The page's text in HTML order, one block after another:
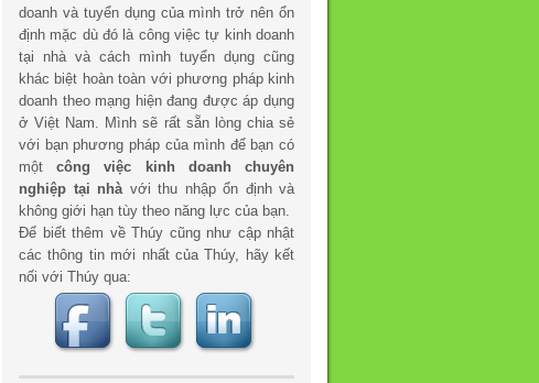
doanh và tuyển dụng của mình trở nên ổn
định mặc dù đó là công việc tự kinh doanh
tại nhà và cách mình tuyển dụng cũng
khác biệt hoàn toàn với phương pháp kinh
doanh theo mạng hiện đang được áp dụng
ở Việt Nam. Mình sẽ rất sẵn lòng chia sẻ
với bạn phương pháp của mình để bạn có
mộtcông việc kinh doanh chuyên
nghiệp tại nhàvới thu nhập ổn định và
không giới hạn tùy theo năng lực của bạn.
Để biết thêm về Thúy cũng như cập nhật
các thông tin mới nhất của Thúy, hãy kết
nối với Thúy qua: